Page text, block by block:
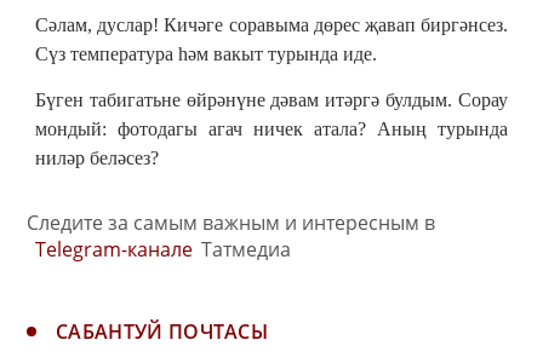
Сәлам, дуслар! Кичәге соравыма дөрес җавап биргәнсез.
Сүз температура һәм вакыт турында иде.
Бүген табигатьне өйрәнүне дәвам итәргә булдым. Сорау
мондый: фотодагы агач ничек атала? Аның турында
ниләр беләсез?
Следите за самым важным и интересным в
Telegram-канале Татмедиа
САБАНТУЙ ПОЧТАСЫ